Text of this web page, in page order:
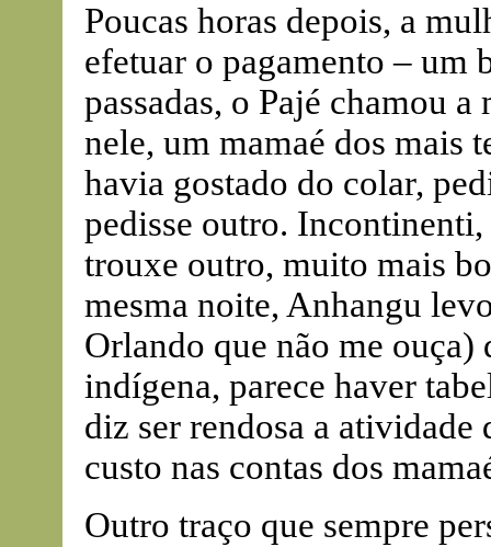
Poucas horas depois, a
efetuar o pagamento – um
passadas, o Pajé chamou
nele, um mamaé dos mais
havia gostado do colar,
pedisse outro.
trouxe outro, muito mais
mesma noite, Anhangu
Orlando que não me ouça)
indígena, parece haver
diz ser rendosa a atividade
custo nas contas dos
Outro traço que sempre